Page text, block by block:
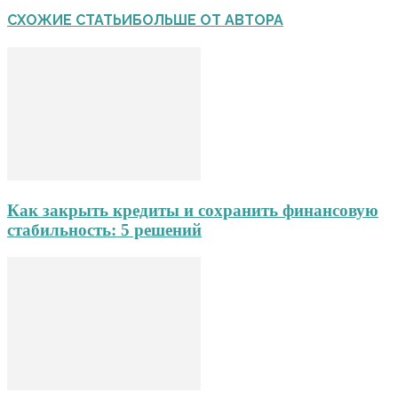
СХОЖИЕ СТАТЬИБОЛЬШЕ ОТ АВТОРА
Как закрыть кредиты и сохранить финансовую
стабильность: 5 решений